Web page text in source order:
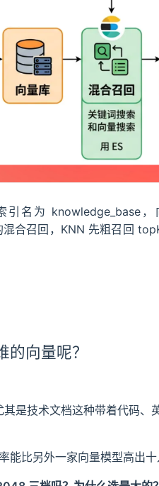
名为 knowledge_base，
合召回，KNN 先粗召回
向量呢？
是技术文档这种带着代码、
比另外一家向量模型高出十